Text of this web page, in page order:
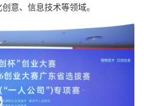
意、信息技术等领域。